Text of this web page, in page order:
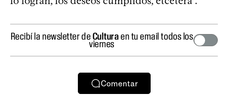
Recibí la newsletter deCulturaen tu email todos los
viernes
Comentar